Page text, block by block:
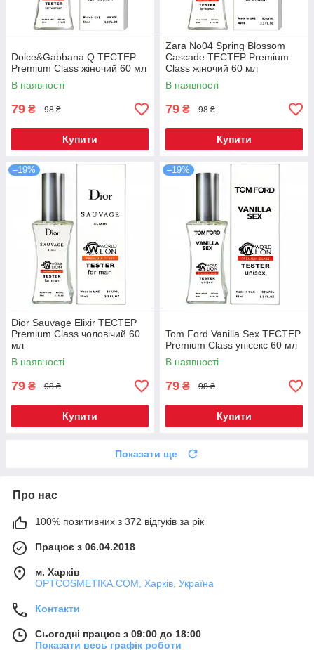
Dolce&Gabbana Q TEСТЕР
Premium Class жіночий 60 мл
В наявності
79 ₴ 98 ₴
Купити
Zara No04 Spring Blossom
Cascade ТЕСТЕР Premium
Class жіночий 60 мл
В наявності
79 ₴ 98 ₴
Купити
–19%
Dior Sauvage Elixir TEСТЕР
Premium Class чоловічий 60
мл
В наявності
79 ₴ 98 ₴
Купити
–19%
Tom Ford Vanilla Sex ТЕСТЕР
Premium Class унісекс 60 мл
В наявності
79 ₴ 98 ₴
Купити
Показати ще
Про нас
100% позитивних з 372 відгуків за рік
Працює з 06.04.2018
м. Харків
OPTCOSMETIKA.COM, Харків, Україна
Контакти
Сьогодні працює з 09:00 до 18:00
Показати весь графік роботи